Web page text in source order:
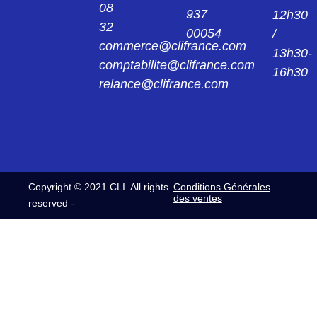
C/PL 062 F SC 6 FICHE CL062 13 40 11
CL062134012
CL062134014
C/PL 062 M SC 10 FICHE CL062 13 40 14
08
32
commerce@clifrance.com
comptabilite@clifrance.com
relance@clifrance.com
937
00054
12h30
/
13h30-
16h30
Copyright © 2021 CLI. All rights
reserved -
Conditions Générales
des ventes